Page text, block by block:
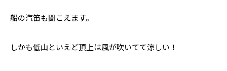
船の汽笛も聞こえます。
しかも低山といえど頂上は風が吹いてて涼しい！